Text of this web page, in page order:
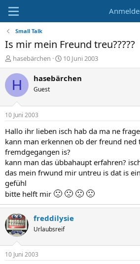
Small Talk
Is mir mein Freund treu?????
E
r
s
t
e
r
hasebärchen
E
r
s
t
a
10 Juni 2003
H hasebärchen
Guest
10 Juni 2003
Hallo ihr lieben isch hab da ma ne
kann man erkennen ob der freund ned
fremdgegangen is?
kann man das übbahaupt erfahren?
das mein frwund mir untreu is dat is
gefühl
bitte helft mir 🙁 🙁 🙁 🙁
freddilysie
Urlaubsreif
10 Juni 2003